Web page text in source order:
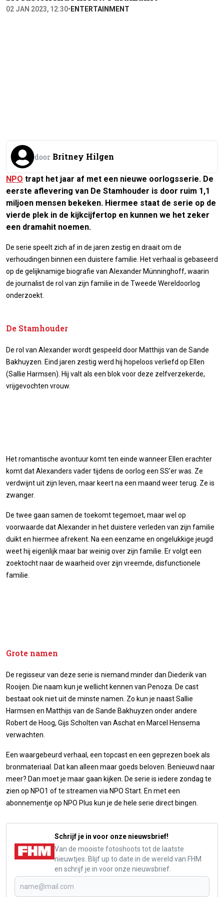
02 JAN 2023, 12:30• ENTERTAINMENT
door Britney Hilgen
NPO trapt het jaar af met een nieuwe oorlogsserie. De
eerste aflevering van De Stamhouder is door ruim 1,1
miljoen mensen bekeken. Hiermee staat de serie op de
vierde plek in de kijkcijfertop en kunnen we het zeker
een dramahit noemen.
De serie speelt zich af in de jaren zestig en draait om de
verhoudingen binnen een duistere familie. Het verhaal is gebaseerd
op de gelijknamige biografie van Alexander Münninghoff, waarin
de journalist de rol van zijn familie in de Tweede Wereldoorlog
onderzoekt.
De Stamhouder
De rol van Alexander wordt gespeeld door Matthijs van de Sande
Bakhuyzen. Eind jaren zestig werd hij hopeloos verliefd op Ellen
(Sallie Harmsen). Hij valt als een blok voor deze zelfverzekerde,
vrijgevochten vrouw.
Het romantische avontuur komt ten einde wanneer Ellen erachter
komt dat Alexanders vader tijdens de oorlog een SS’er was. Ze
verdwijnt uit zijn leven, maar keert na een maand weer terug. Ze is
zwanger.
De twee gaan samen de toekomt tegemoet, maar wel op
voorwaarde dat Alexander in het duistere verleden van zijn familie
duikt en hiermee afrekent. Na een eenzame en ongelukkige jeugd
weet hij eigenlijk maar bar weinig over zijn familie. Er volgt een
zoektocht naar de waarheid over zijn vreemde, disfunctionele
familie.
Grote namen
De regisseur van deze serie is niemand minder dan Diederik van
Rooijen. Die naam kun je wellicht kennen van Penoza. De cast
bestaat ook niet uit de minste namen. Zo kun je naast Sallie
Harmsen en Matthijs van de Sande Bakhuyzen onder andere
Robert de Hoog, Gijs Scholten van Aschat en Marcel Hensema
verwachten.
Een waargebeurd verhaal, een topcast en een geprezen boek als
bronmateriaal. Dat kan alleen maar goeds beloven. Benieuwd naar
meer? Dan moet je maar gaan kijken. De serie is iedere zondag te
zien op NPO1 of te streamen via NPO Start. En met een
abonnementje op NPO Plus kun je de hele serie direct bingen.
Schrijf je in voor onze nieuwsbrief!
Van de mooiste fotoshoots tot de laatste
nieuwtjes. Blijf up to date in de wereld van FHM
en schrijf je in voor onze nieuwsbrief.